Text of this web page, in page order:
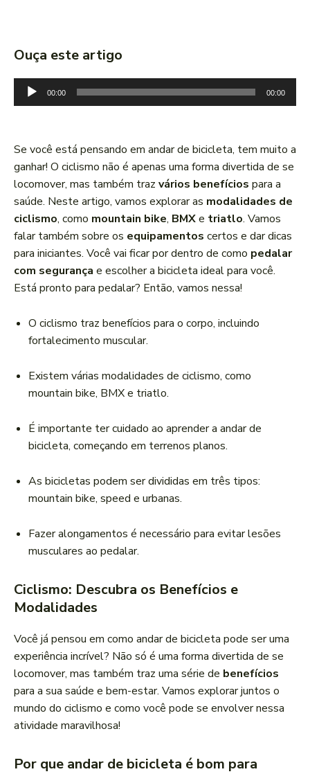
Ouça este artigo
o
d
o
r
d
e
á
u
d
i
00:00 00:00
Se você está pensando em andar de bicicleta, tem muito a
ganhar! O ciclismo não é apenas uma forma divertida de se
locomover, mas também traz vários benefícios para a
saúde. Neste artigo, vamos explorar as modalidades de
ciclismo, como mountain bike, BMXe triatlo. Vamos
falar também sobre os equipamentos certos e dar dicas
para iniciantes. Você vai ficar por dentro de como pedalar
com segurança e escolher a bicicleta ideal para você.
Está pronto para pedalar? Então, vamos nessa!
O ciclismo traz benefícios para o corpo, incluindo
fortalecimento muscular.
Existem várias modalidades de ciclismo, como
mountain bike, BMX e triatlo.
É importante ter cuidado ao aprender a andar de
bicicleta, começando em terrenos planos.
As bicicletas podem ser divididas em três tipos:
mountain bike, speed e urbanas.
Fazer alongamentos é necessário para evitar lesões
musculares ao pedalar.
Ciclismo: Descubra os Benefícios e
Modalidades
Você já pensou em como andar de bicicleta pode ser uma
experiência incrível? Não só é uma forma divertida de se
locomover, mas também traz uma série de benefícios
para a sua saúde e bem-estar. Vamos explorar juntos o
mundo do ciclismo e como você pode se envolver nessa
atividade maravilhosa!
Por que andar de bicicleta é bom para